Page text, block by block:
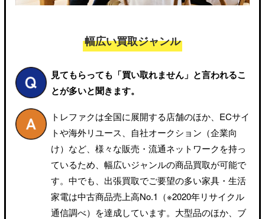
幅広い買取ジャンル
見てもらっても「買い取れません」と言われるこ
とが多いと聞きます。
トレファクは全国に展開する店舗のほか、ECサイ
トや海外リユース、自社オークション（企業向
け）など、様々な販売・流通ネットワークを持っ
ているため、幅広いジャンルの商品買取が可能で
す。中でも、出張買取でご要望の多い家具・生活
家電は中古商品売上高No.1（※2020年リサイクル
通信調べ）を達成しています。大型品のほか、ブ